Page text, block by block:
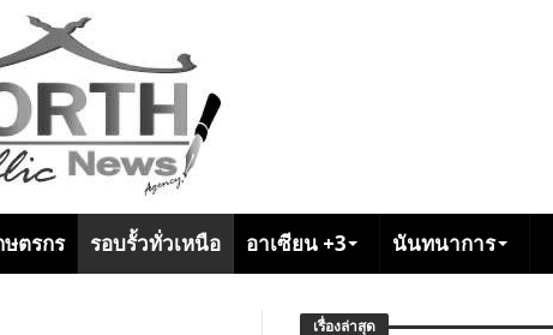
ษตรกร รอบรั้วทั่วเหนือ อาเซียน +3 นันทนาการ
เรื่องล่าสุด